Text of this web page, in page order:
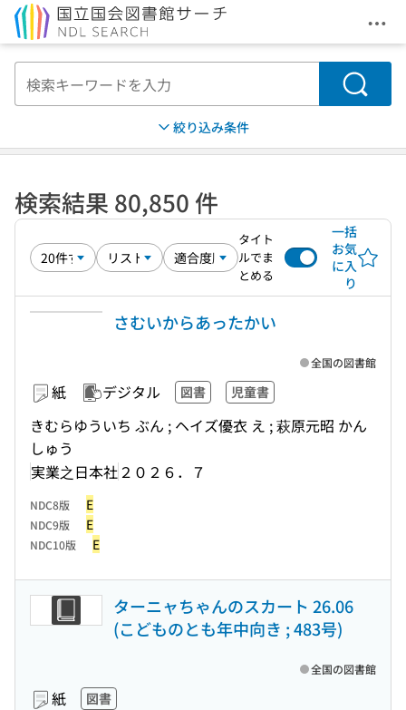
メ
検索
絞り込み条件
検索結果 80,850 件
タイト
ルでま
とめる
一括
お気
に入
り
さむいからあったかい
紙 デジタル 図書 児童書
きむらゆういち ぶん ; ヘイズ優衣 え ; 萩原元昭 かん
しゅう
実業之日本社 ２０２６．７
全国の図書館
NDC8版 E
NDC9版 E
NDC10版 E
ターニャちゃんのスカート 26.06
(こどものとも年中向き ; 483号)
紙 図書
全国の図書館